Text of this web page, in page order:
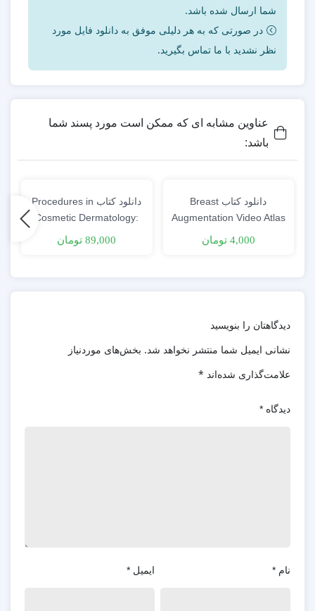
شما ارسال شده باشد.
در صورتی که به هر دلیلی موفق به دانلود فایل مورد
نظر نشدید با ما تماس بگیرید.
عناوین مشابه ای که ممکن است مورد پسند شما
باشد:
دانلود کتاب Breast
Augmentation Video Atlas
2nd Edition
4,000 تومان
دانلود کتاب Procedures in
Cosmetic Dermatology:
Scar Management 2nd
Edition + Video
89,000 تومان
دیدگاهتان را بنویسید
نشانی ایمیل شما منتشر نخواهد شد. بخش‌های موردنیاز
علامت‌گذاری شده‌اند *
دیدگاه *
نام * ایمیل *